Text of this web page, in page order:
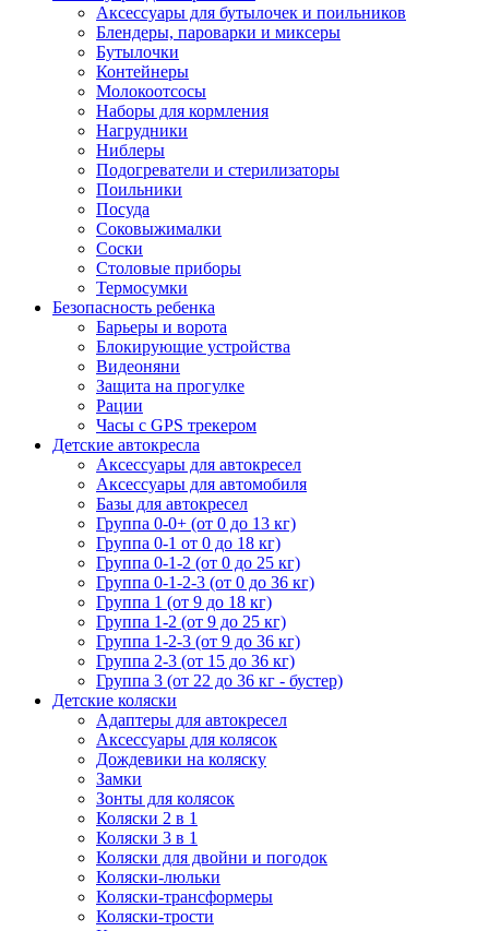
Аксессуары для бутылочек и поильников
Блендеры, пароварки и миксеры
Бутылочки
Контейнеры
Молокоотсосы
Наборы для кормления
Нагрудники
Ниблеры
Подогреватели и стерилизаторы
Поильники
Посуда
Соковыжималки
Соски
Столовые приборы
Термосумки
Безопасность ребенка
Барьеры и ворота
Блокирующие устройства
Видеоняни
Защита на прогулке
Рации
Часы с GPS трекером
Детские автокресла
Аксессуары для автокресел
Аксессуары для автомобиля
Базы для автокресел
Группа 0-0+ (от 0 до 13 кг)
Группа 0-1 от 0 до 18 кг)
Группа 0-1-2 (от 0 до 25 кг)
Группа 0-1-2-3 (от 0 до 36 кг)
Группа 1 (от 9 до 18 кг)
Группа 1-2 (от 9 до 25 кг)
Группа 1-2-3 (от 9 до 36 кг)
Группа 2-3 (от 15 до 36 кг)
Группа 3 (от 22 до 36 кг - бустер)
Детские коляски
Адаптеры для автокресел
Аксессуары для колясок
Дождевики на коляску
Замки
Зонты для колясок
Коляски 2 в 1
Коляски 3 в 1
Коляски для двойни и погодок
Коляски-люльки
Коляски-трансформеры
Коляски-трости